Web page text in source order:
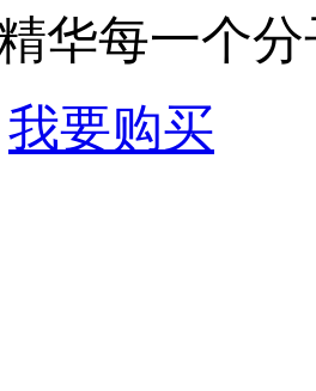
华每一个
我要购买